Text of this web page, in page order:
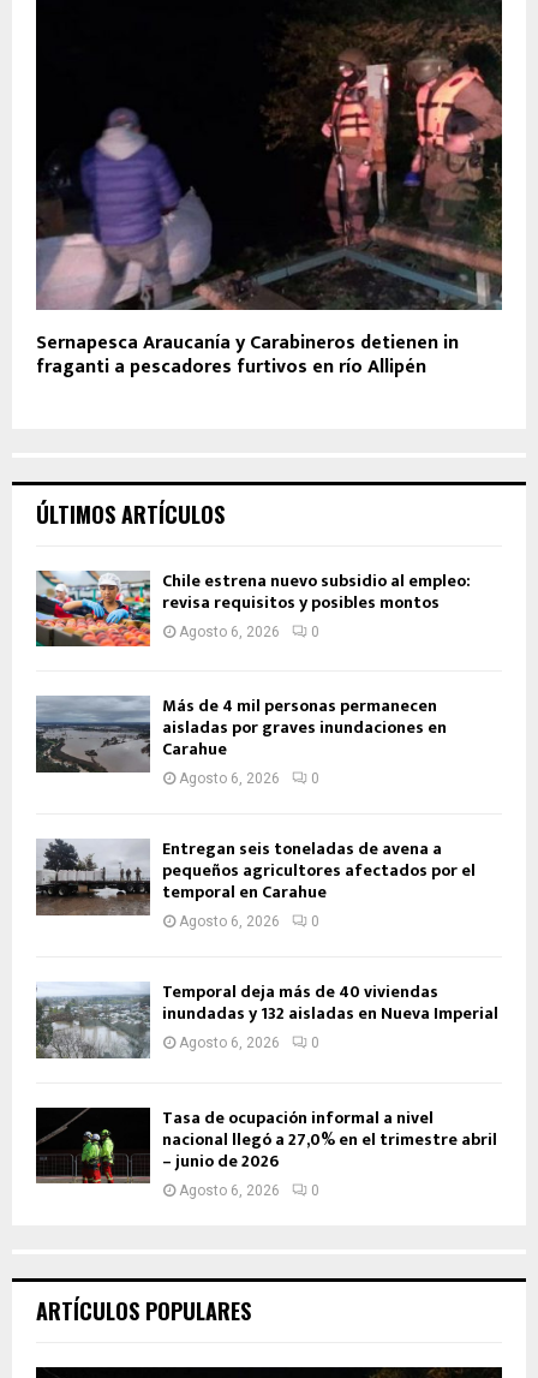
Sernapesca Araucanía y Carabineros detienen in
fraganti a pescadores furtivos en río Allipén
ÚLTIMOS ARTÍCULOS
Chile estrena nuevo subsidio al empleo:
revisa requisitos y posibles montos
Agosto 6, 2026 0
Más de 4 mil personas permanecen
aisladas por graves inundaciones en
Carahue
Agosto 6, 2026 0
Entregan seis toneladas de avena a
pequeños agricultores afectados por el
temporal en Carahue
Agosto 6, 2026 0
Temporal deja más de 40 viviendas
inundadas y 132 aisladas en Nueva Imperial
Agosto 6, 2026 0
Tasa de ocupación informal a nivel
nacional llegó a 27,0% en el trimestre abril
– junio de 2026
Agosto 6, 2026 0
ARTÍCULOS POPULARES